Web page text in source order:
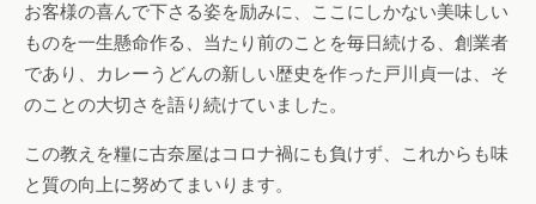
お客様の喜んで下さる姿を励みに、ここにしかない美味しい
ものを一生懸命作る、当たり前のことを毎日続ける、創業者
であり、カレーうどんの新しい歴史を作った戸川貞一は、そ
のことの大切さを語り続けていました。
この教えを糧に古奈屋はコロナ禍にも負けず、これからも味
と質の向上に努めてまいります。